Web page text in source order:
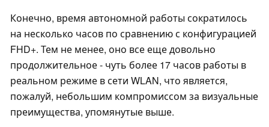
Конечно, время автономной работы сократилось
на несколько часов по сравнению с конфигурацией
FHD+. Тем не менее, оно все еще довольно
продолжительное - чуть более 17 часов работы в
реальном режиме в сети WLAN, что является,
пожалуй, небольшим компромиссом за визуальные
преимущества, упомянутые выше.